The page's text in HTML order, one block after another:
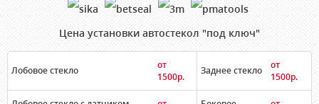
Цена установки автостекол "под ключ"
Лобовое стекло
от
1500р.
Заднее стекло
от
1500р.